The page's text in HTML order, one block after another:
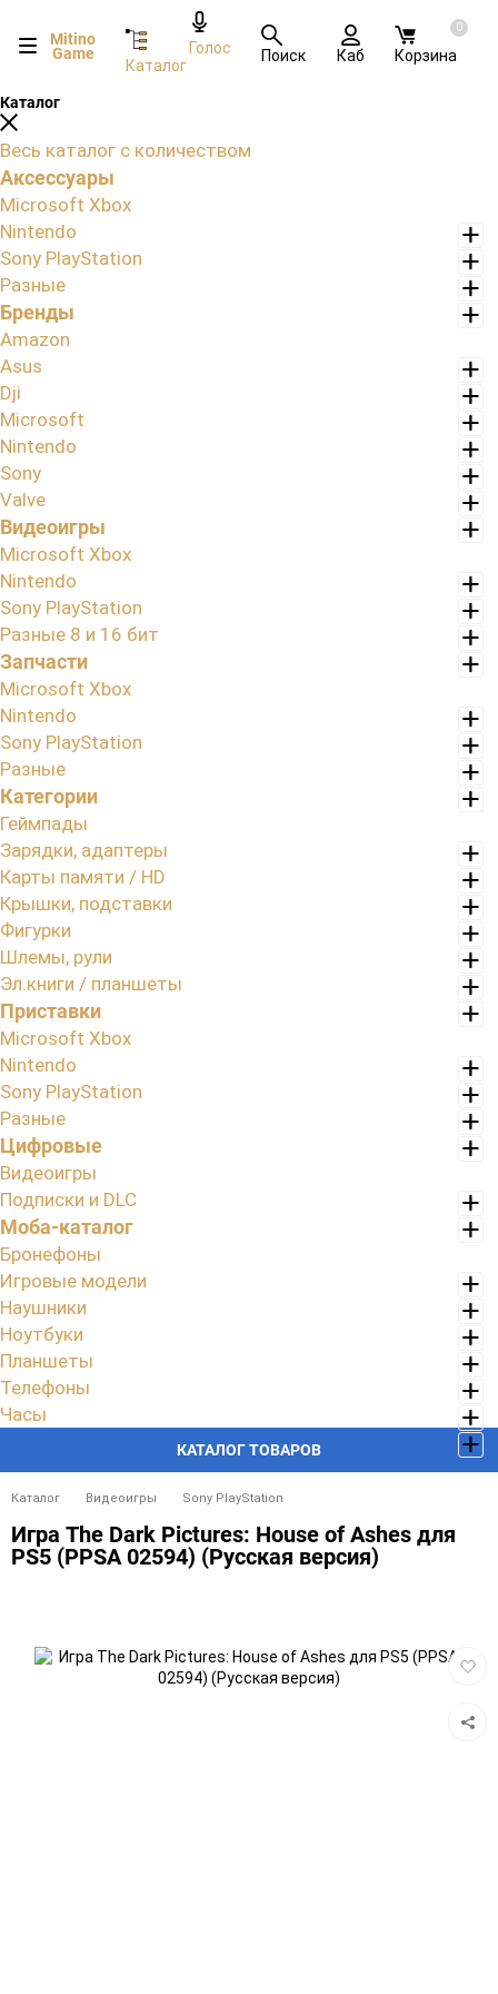
КАТАЛОГ ТОВАРОВ
Mitino
Game
Каталог
Голос Поиск Каб
0
Корзина
Каталог
Весь каталог с количеством
Аксессуары
Microsoft Xbox
Nintendo
Sony PlayStation
Разные
Бренды
Amazon
Asus
Dji
Microsoft
Nintendo
Sony
Valve
Видеоигры
Microsoft Xbox
Nintendo
Sony PlayStation
Разные 8 и 16 бит
Запчасти
Microsoft Xbox
Nintendo
Sony PlayStation
Разные
Категории
Геймпады
Зарядки, адаптеры
Карты памяти / HD
Крышки, подставки
Фигурки
Шлемы, рули
Эл.книги / планшеты
Приставки
Microsoft Xbox
Nintendo
Sony PlayStation
Разные
Цифровые
Видеоигры
Подписки и DLC
Моба-каталог
Бронефоны
Игровые модели
Наушники
Ноутбуки
Планшеты
Телефоны
Часы
Каталог Видеоигры Sony PlayStation
Игра The Dark Pictures: House of Ashes для
PS5 (PPSA 02594) (Русская версия)